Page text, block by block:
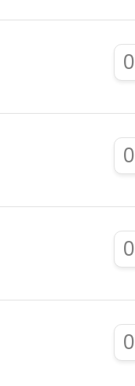
0
0
0
0